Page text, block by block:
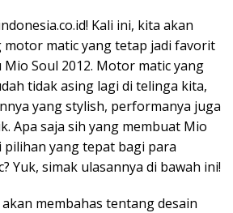
Kali ini, kita akan
motor matic yang tetap jadi favorit
Soul 2012. Motor matic yang
tidak asing lagi di telinga kita,
yang stylish, performanya juga
Apa saja sih yang membuat Mio
pilihan yang tepat bagi para
Yuk, simak ulasannya di bawah ini!
membahas tentang desain